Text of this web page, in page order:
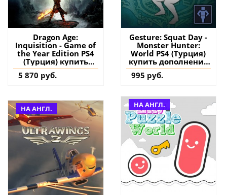
Dragon Age:
Inquisition - Game of
the Year Edition PS4
(Турция) купить
игру на аккаунт
5 870 руб.
Gesture: Squat Day -
Monster Hunter:
World PS4 (Турция)
купить дополнение
на аккаунт
995 руб.
НА АНГЛ. НА АНГЛ.